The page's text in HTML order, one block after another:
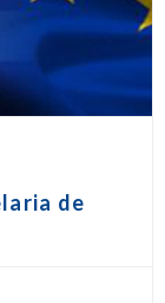
de